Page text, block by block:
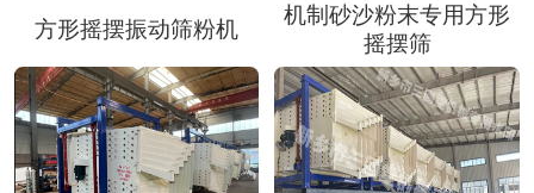
方形摇摆振动筛粉机
机制砂沙粉末专用方形
摇摆筛